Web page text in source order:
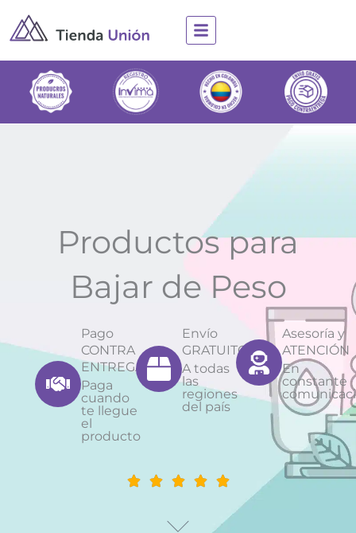
contenido
Productos para
Bajar de Peso
Pago
CONTRA
ENTREGA
Paga
cuando
te llegue
el
producto
Envío
GRATUITO
A todas
las
regiones
del país
Asesoría y
ATENCIÓN
En
constante